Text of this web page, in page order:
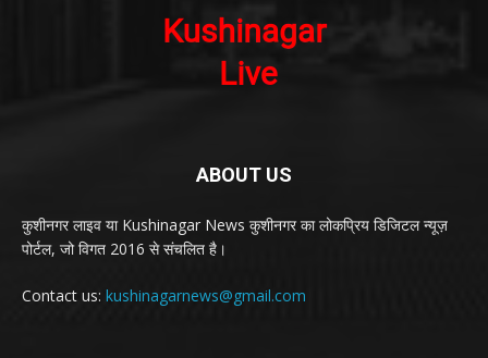
ABOUT US
कुशीनगर लाइव या Kushinagar News कुशीनगर का लोकप्रिय डिजिटल न्यूज़
पोर्टल, जो विगत 2016 से संचलित है।
Contact us: kushinagarnews@gmail.com